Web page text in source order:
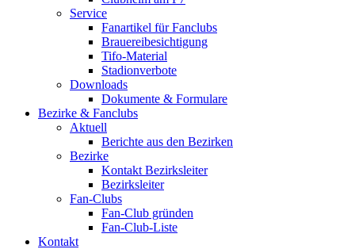
Service
Fanartikel für Fanclubs
Brauereibesichtigung
Tifo-Material
Stadionverbote
Downloads
Dokumente & Formulare
Bezirke & Fanclubs
Aktuell
Berichte aus den Bezirken
Bezirke
Kontakt Bezirksleiter
Bezirksleiter
Fan-Clubs
Fan-Club gründen
Fan-Club-Liste
Kontakt